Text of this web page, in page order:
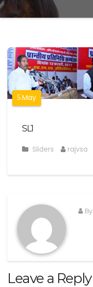
5May
SL1
Sliders rajvsa
By
Leave a Reply